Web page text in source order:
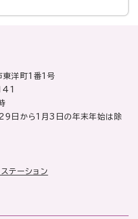
洋町1番1号
29日から1月3日の年末年始は除
テーション